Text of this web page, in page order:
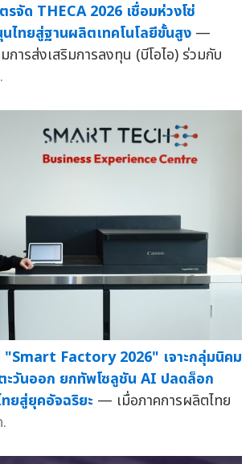
จัด THECA 2026 เชื่อมห่วงโซ่
ไทยสู่ฐานผลิตเทคโนโลยีขั้นสูง —
ารส่งเสริมการลงทุน (บีโอไอ) ร่วมกับ
"Smart Factory 2026" เจาะกลุ่มนิคม
ะวันออก ยกทัพโซลูชัน AI ปลดล็อก
ยสู่ยุคอัจฉริยะ — เมื่อภาคการผลิตไทย